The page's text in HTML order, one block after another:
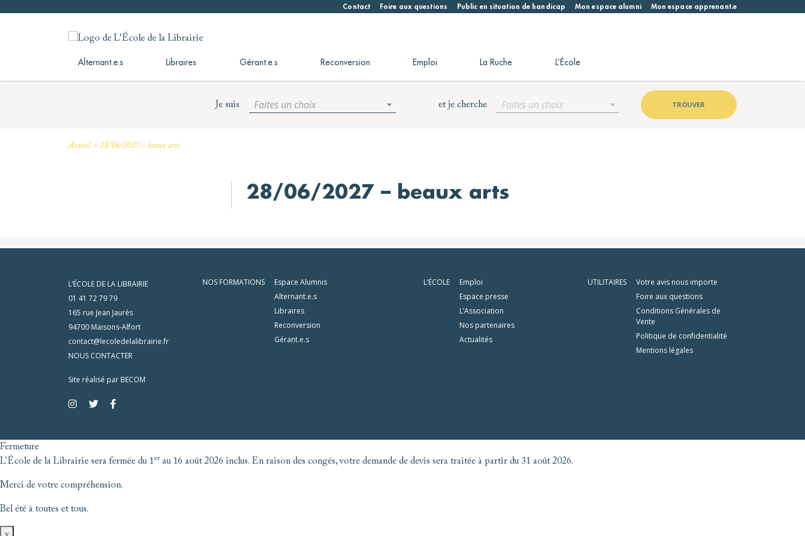
Contact Foire aux questions Public en situation de handicap Mon espace alumni Mon espace apprenant.e
L'École de la Librairie
L'École de la Librairie – INFL
Alternant.e.s Libraires Gérant.e.s Reconversion Emploi La Ruche L’École
Je suis Faites un choix et je cherche Faites un choix TROUVER
Accueil> 28/06/2027 – beaux arts
28/06/2027 – beaux arts
L’ÉCOLE DE LA LIBRAIRIE
01 41 72 79 79
165 rue Jean Jaurès
94700 Maisons-Alfort
contact@lecoledelalibrairie.fr
NOUS CONTACTER
Site réalisé par BECOM
NOS FORMATIONS
Espace Alumnis
Alternant.e.s
Libraires
Reconversion
Gérant.e.s
L’ÉCOLE
Emploi
Espace presse
L’Association
Nos partenaires
Actualités
UTILITAIRES
Votre avis nous importe
Foire aux questions
Conditions Générales de
Vente
Politique de confidentialité
Mentions légales
Fermeture
L’École de la Librairie sera fermée du 1er au 16 août 2026 inclus. En raison des congés, votre demande de devis sera traitée à partir du 31 août 2026.
Merci de votre compréhension.
Bel été à toutes et tous.